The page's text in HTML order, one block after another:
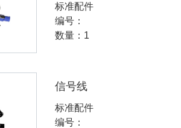
标准配件
编号：
数量：1
信号线
标准配件
编号：